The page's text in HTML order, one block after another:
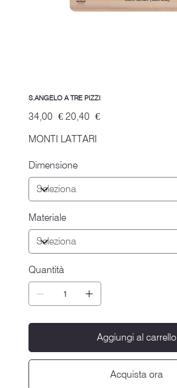
S.ANGELO A TRE PIZZI
Prezzo
originale
34,00 € Prezzo
scontato
20,40 €
MONTI LATTARI
Dimensione
Materiale
Quantità
Aggiungi al carrello
Acquista ora